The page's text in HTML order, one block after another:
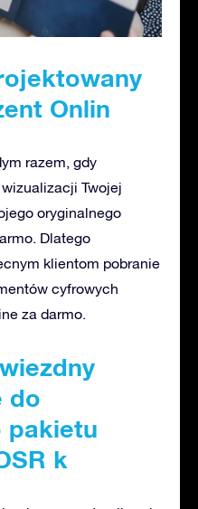
Onlin
razem, gdy
Twojej
oryginalnego
Dlatego
klientom pobranie
cyfrowych
za darmo.
do
pakietu
k